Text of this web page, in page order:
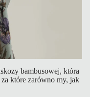
bambusowej, która
które zarówno my, jak